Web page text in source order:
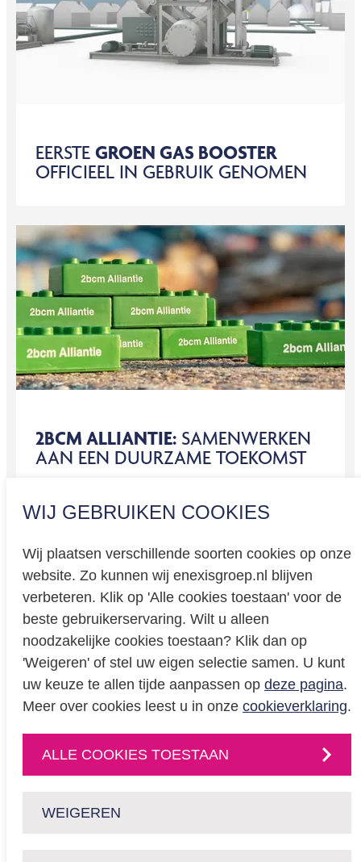
WIJ GEBRUIKEN COOKIES
Wij plaatsen verschillende soorten cookies op onze
website. Zo kunnen wij enexisgroep.nl blijven
verbeteren. Klik op 'Alle cookies toestaan' voor de
beste gebruikerservaring. Wilt u alleen
noodzakelijke cookies toestaan? Klik dan op
'Weigeren' of stel uw eigen selectie samen. U kunt
uw keuze te allen tijde aanpassen op deze pagina.
Meer over cookies leest u in onze cookieverklaring.
ALLE COOKIES TOESTAAN
WEIGEREN
EERSTE GROEN GAS BOOSTER
OFFICIEEL IN GEBRUIK GENOMEN
2BCM ALLIANTIE: SAMENWERKEN
AAN EEN DUURZAME TOEKOMST
Privacy
Cookieverklaring
BREEAM certificering
Educatie
CONTACT